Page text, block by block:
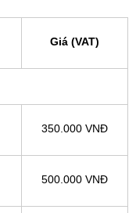
Giá (VAT)
350.000 VNĐ
500.000 VNĐ